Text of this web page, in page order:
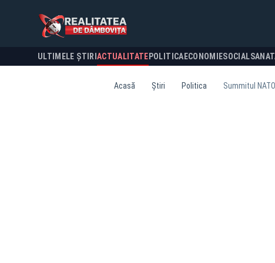
ULTIMELE ȘTIRI ACTUALITATE POLITICA ECONOMIESOCIAL
Acasă Știri Politica Summitul